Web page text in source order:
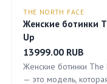
THE NORTH FACE
Женские ботинки
Up
13999.00 RUB
Женские ботинки
— это модель,